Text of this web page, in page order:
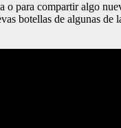
o para compartir algo
botellas de algunas